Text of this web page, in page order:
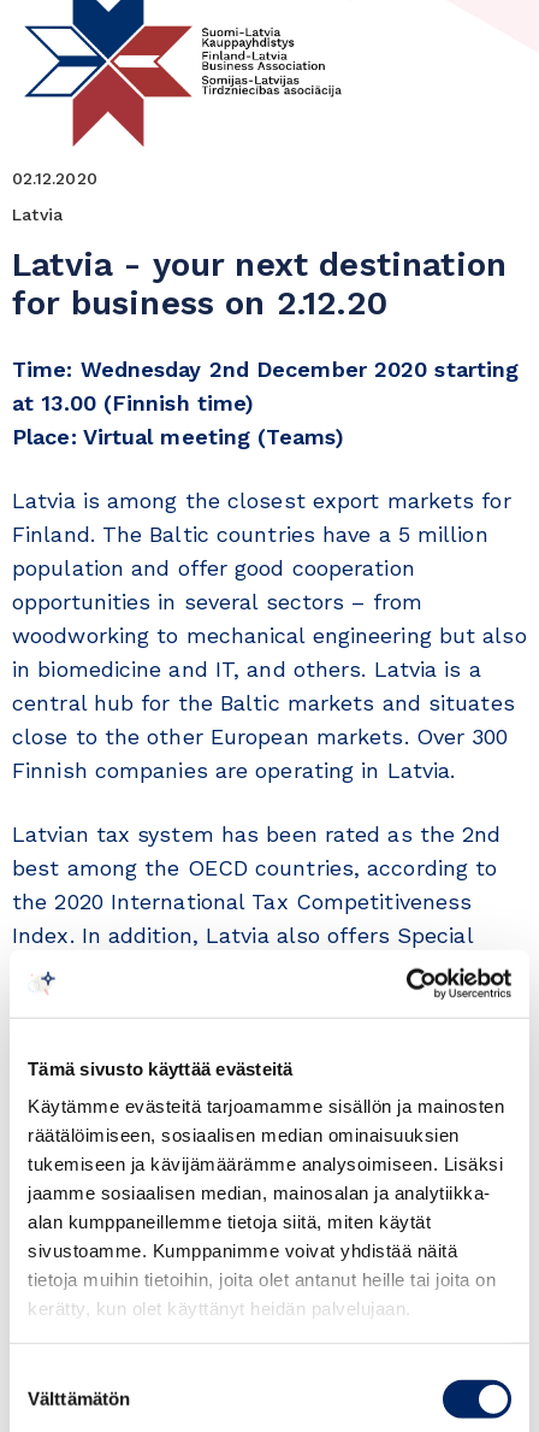
Tämä sivusto käyttää evästeitä
Käytämme evästeitä tarjoamamme sisällön ja mainosten
räätälöimiseen, sosiaalisen median ominaisuuksien
tukemiseen ja kävijämäärämme analysoimiseen. Lisäksi
jaamme sosiaalisen median, mainosalan ja analytiikka-
alan kumppaneillemme tietoja siitä, miten käytät
sivustoamme. Kumppanimme voivat yhdistää näitä
tietoja muihin tietoihin, joita olet antanut heille tai joita on
kerätty, kun olet käyttänyt heidän palvelujaan.
valinta
Välttämätön
02.12.2020
Latvia
Latvia - your next destination
for business on 2.12.20
Time: Wednesday 2nd December 2020 starting
at 13.00 (Finnish time)
Place: Virtual meeting (Teams)
Latvia is among the closest export markets for
Finland. The Baltic countries have a 5 million
population and offer good cooperation
opportunities in several sectors – from
woodworking to mechanical engineering but also
in biomedicine and IT, and others. Latvia is a
central hub for the Baltic markets and situates
close to the other European markets. Over 300
Finnish companies are operating in Latvia.
Latvian tax system has been rated as the 2nd
best among the OECD countries, according to
the 2020 International Tax Competitiveness
Index. In addition, Latvia also offers Special
Economic zone tax benefits in 4 locations in
Latvia that make the manufacturing activity in
Being located at a 400 km distance, the Latvian
capital Riga is close by and will be even better
connected when the Rail Baltica project will be
implemented in addition to the excellent flight
connections.
Join us to learn more on the cooperation